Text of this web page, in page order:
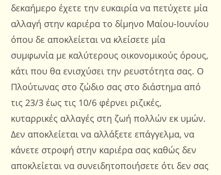
δεκαήμερο έχετε την ευκαιρία να πετύχετε μία
αλλαγή στην καριέρα το δίμηνο Μαίου-Ιουνίου
όπου δε αποκλείεται να κλείσετε μία
συμφωνία με καλύτερους οικονομικούς όρους,
κάτι που θα ενισχύσει την ρευστότητα σας. Ο
Πλούτωνας στο ζώδιο σας στο διάστημα από
τις 23/3 έως τις 10/6 φέρνει ριζικές,
κυταρρικές αλλαγές στη ζωή πολλών εκ υμών.
Δεν αποκλείεται να αλλάξετε επάγγελμα, να
κάνετε στροφή στην καριέρα σας καθώς δεν
αποκλείεται να συνειδητοποιήσετε ότι δεν σας